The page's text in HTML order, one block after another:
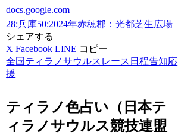
docs.google.com
28:兵庫50:2024年赤穂郡：光都芝生広場
シェアする
X Facebook LINE コピー
全国ティラノサウルスレース日程告知応
援
ティラノ色占い（日本テ
ィラノサウルス競技連盟